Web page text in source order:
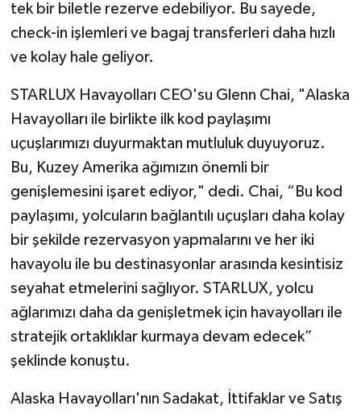
tek bir biletle rezerve edebiliyor. Bu sayede,
check-in işlemleri ve bagaj transferleri daha hızlı
ve kolay hale geliyor.
STARLUX Havayolları CEO'su Glenn Chai, "Alaska
Havayolları ile birlikte ilk kod paylaşımı
uçuşlarımızı duyurmaktan mutluluk duyuyoruz.
Bu, Kuzey Amerika ağımızın önemli bir
genişlemesini işaret ediyor," dedi. Chai, “Bu kod
paylaşımı, yolcuların bağlantılı uçuşları daha kolay
bir şekilde rezervasyon yapmalarını ve her iki
havayolu ile bu destinasyonlar arasında kesintisiz
seyahat etmelerini sağlıyor. STARLUX, yolcu
ağlarımızı daha da genişletmek için havayolları ile
stratejik ortaklıklar kurmaya devam edecek”
şeklinde konuştu.
Alaska Havayolları'nın Sadakat, İttifaklar ve Satış